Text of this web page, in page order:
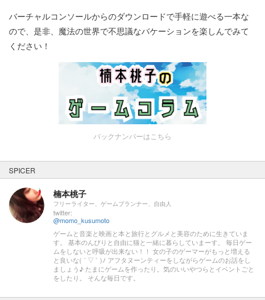
バーチャルコンソールからのダウンロードで手軽に遊べる一本な
ので、是非、魔法の世界で不思議なバケーションを楽しんでみて
ください！
バックナンバーはこちら
SPICER
楠本桃子
フリーライター、ゲームプランナー、自由人
twitter:
@momo_kusumoto
ゲームと音楽と映画と本と旅行とグルメと美容のために生きていま
す。 基本のんびりと自由に猫と一緒に暮らしていまーす。 毎日ゲー
ムをしないと呼吸が出来ない！！ 女の子のゲーマーがもっと増える
と良いな( ´ ▽ ` )ﾉ アフタヌーンティーをしながらゲームのお話をし
ましょう♪ たまにゲームを作ったり。気のいいやつらとイベントごと
をしたり。 そんな毎日です。